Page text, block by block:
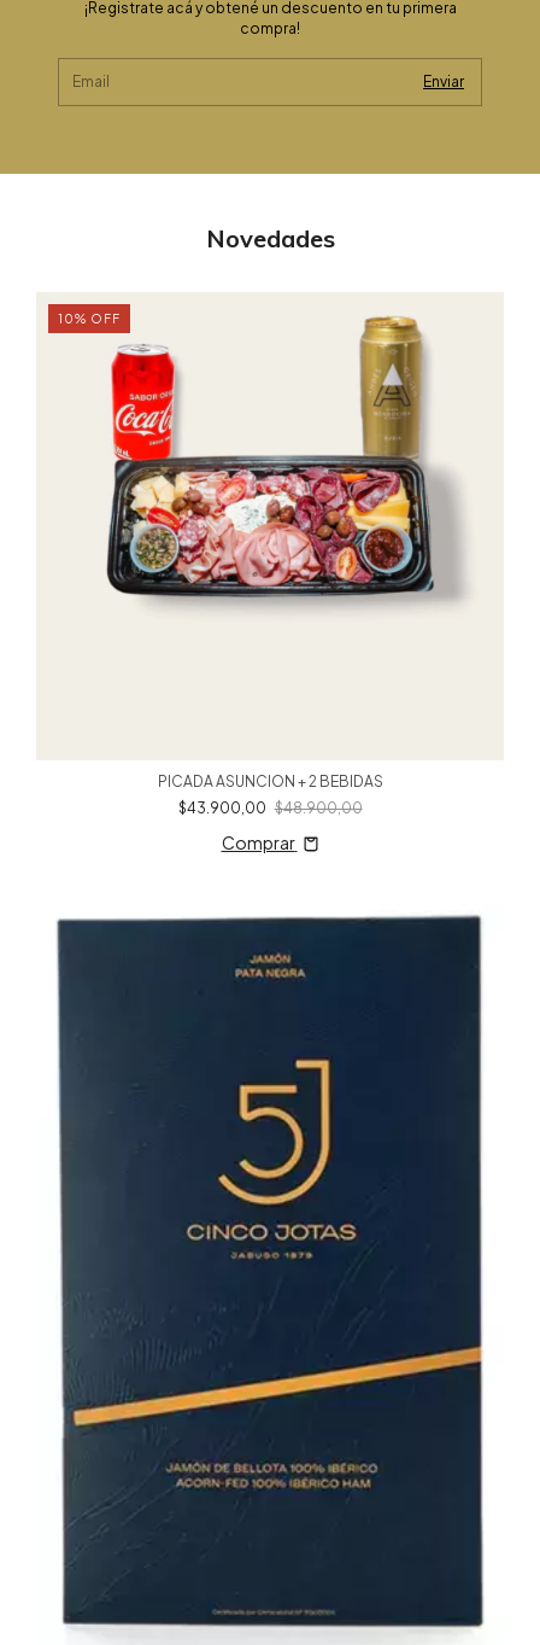
¡Registrate acá y obtené un descuento en tu primera
compra!
Novedades
10% OFF
PICADA ASUNCION + 2 BEBIDAS
$43.900,00 $48.900,00
Comprar